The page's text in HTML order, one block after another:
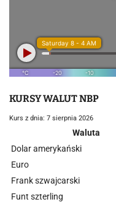
KURSY WALUT NBP
Kurs z dnia: 7 sierpnia 2026
Waluta
Dolar amerykański
Euro
Frank szwajcarski
Funt szterling